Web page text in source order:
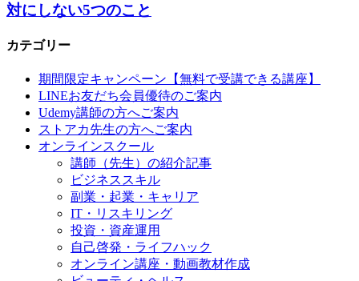
対にしない5つのこと
カテゴリー
期間限定キャンペーン【無料で受講できる講座】
LINEお友だち会員優待のご案内
Udemy講師の方へご案内
ストアカ先生の方へご案内
オンラインスクール
講師（先生）の紹介記事
ビジネススキル
副業・起業・キャリア
IT・リスキリング
投資・資産運用
自己啓発・ライフハック
オンライン講座・動画教材作成